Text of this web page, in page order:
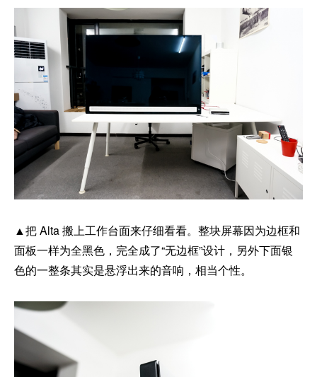
▲把 Alta 搬上工作台面来仔细看看。整块屏幕因为边框和
面板一样为全黑色，完全成了“无边框”设计，另外下面银
色的一整条其实是悬浮出来的音响，相当个性。